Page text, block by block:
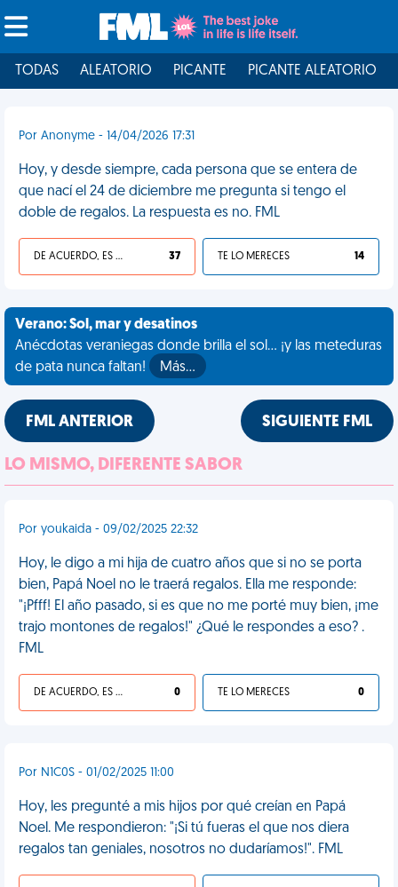
TODAS ALEATORIO PICANTE PICANTE ALEATORIO
Por Anonyme - 14/04/2026 17:31
Hoy, y desde siempre, cada persona que se entera de
que nací el 24 de diciembre me pregunta si tengo el
doble de regalos. La respuesta es no. FML
DE ACUERDO, ES UNA VIDA HP 37 TE LO MERECES 14
Verano: Sol, mar y desatinos
Anécdotas veraniegas donde brilla el sol... ¡y las meteduras
de pata nunca faltan!
Más…
FML ANTERIOR SIGUIENTE FML
LO MISMO, DIFERENTE SABOR
Por youkaida - 09/02/2025 22:32
Hoy, le digo a mi hija de cuatro años que si no se porta
bien, Papá Noel no le traerá regalos. Ella me responde:
"¡Pfff! El año pasado, si es que no me porté muy bien, ¡me
trajo montones de regalos!" ¿Qué le respondes a eso? .
FML
DE ACUERDO, ES UNA VIDA HP 0 TE LO MERECES 0
Por N1C0S - 01/02/2025 11:00
Hoy, les pregunté a mis hijos por qué creían en Papá
Noel. Me respondieron: "¡Si tú fueras el que nos diera
regalos tan geniales, nosotros no dudaríamos!". FML